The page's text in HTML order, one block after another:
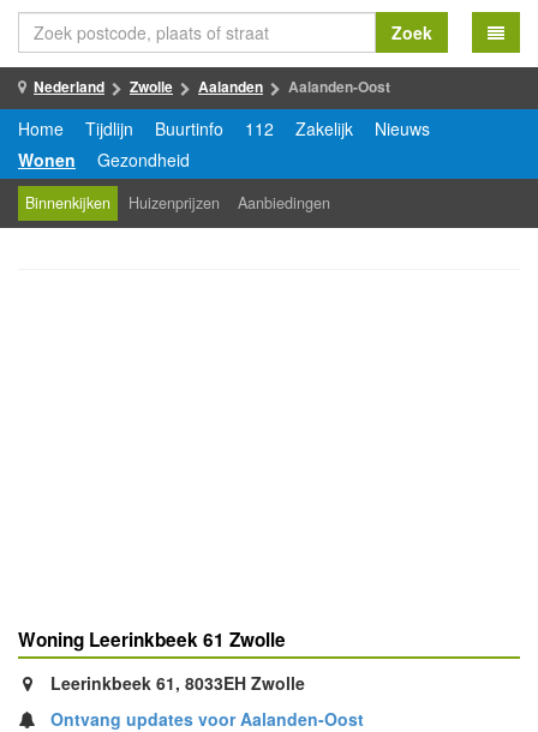
Zoek
Nederland Zwolle Aalanden Aalanden-Oost
Home Tijdlijn Buurtinfo 112 Zakelijk
Nieuws
Wonen
Gezondheid
Binnenkijken Huizenprijzen Aanbiedingen
Woning Leerinkbeek 61 Zwolle
Leerinkbeek 61, 8033EH Zwolle
Ontvang updates voor Aalanden-Oost